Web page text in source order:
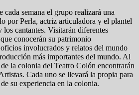
cada semana el grupo realizará una
por Perla, actriz articuladora y el plantel
los cantantes. Visitarán diferentes
conocerán su patrimonio
involucrados y relatos del mundo
más importantes del mundo. Al
la colonia del Teatro Colón encontrarán
Cada uno se llevará la propia para
su experiencia en la colonia.